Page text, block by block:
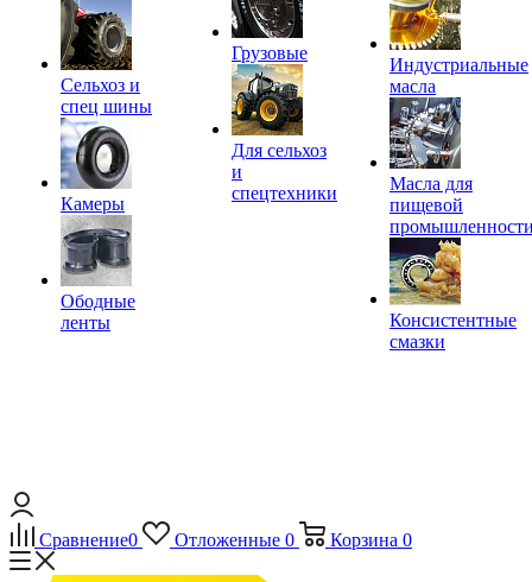
Сельхоз и
спец шины
Камеры
Ободные
ленты
Грузовые
Для сельхоз
и
спецтехники
Индустриальные
масла
Масла для
пищевой
Консистентные
смазки
Сравнение0 Отложенные 0 Корзина 0